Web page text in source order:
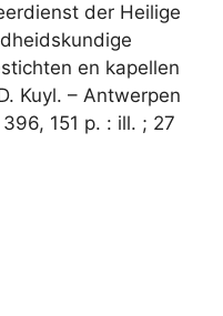
der Heilige
en kapellen
Kuyl. – Antwerpen
151 p. : ill. ; 27